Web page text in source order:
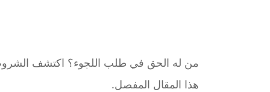
من له الحق في طلب اللجوء؟ اكتشف الشروط
هذا المقال المفصل.